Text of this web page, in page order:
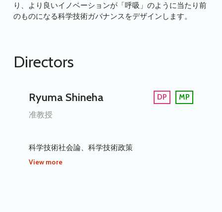
り、より良いイノベーションが「呼吸」のように当たり前
のものになる科学技術ガバナンスをデザインします。
Directors
Ryuma Shineha DP MP
准教授
科学技術社会論、科学技術政策
View more